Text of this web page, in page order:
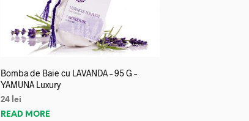
Bomba de Baie cu LAVANDA – 95 G –
YAMUNA Luxury
24 lei
READ MORE